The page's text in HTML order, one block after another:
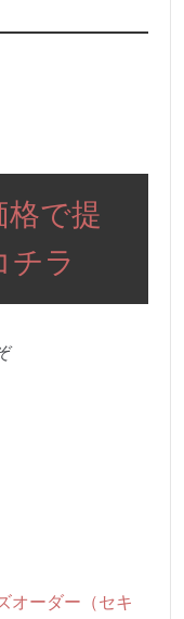
格で提
チラ
オーダー（セキ